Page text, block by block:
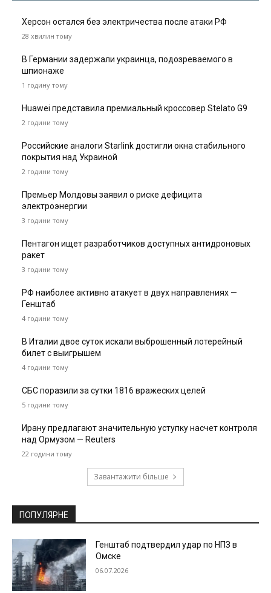
Херсон остался без электричества после атаки РФ
28 хвилин тому
В Германии задержали украинца, подозреваемого в
шпионаже
1 годину тому
Huawei представила премиальный кроссовер Stelato G9
2 години тому
Российские аналоги Starlink достигли окна стабильного
покрытия над Украиной
2 години тому
Премьер Молдовы заявил о риске дефицита
электроэнергии
3 години тому
Пентагон ищет разработчиков доступных антидроновых
ракет
3 години тому
РФ наиболее активно атакует в двух направлениях —
Генштаб
4 години тому
В Италии двое суток искали выброшенный лотерейный
билет с выигрышем
4 години тому
СБС поразили за сутки 1816 вражеских целей
5 години тому
Ирану предлагают значительную уступку насчет контроля
над Ормузом — Reuters
22 години тому
Завантажити більше
ПОПУЛЯРНЕ
Генштаб подтвердил удар по НПЗ в
Омске
06.07.2026